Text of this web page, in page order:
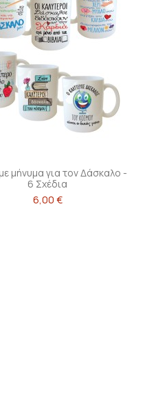
μήνυμα για τον Δάσκαλο -
6 Σχέδια
6,00 €